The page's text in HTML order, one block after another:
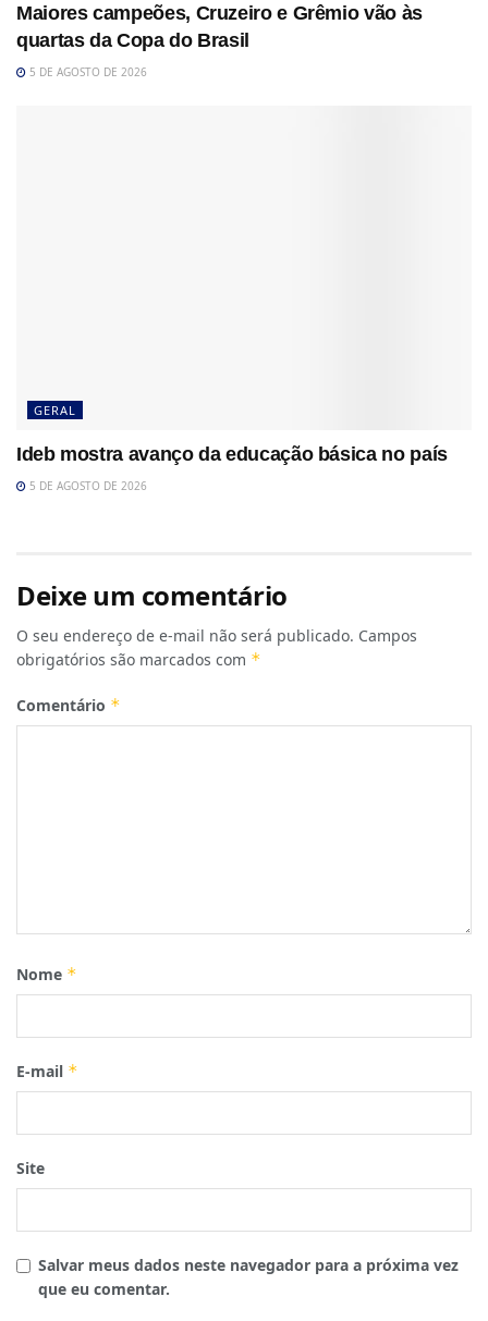
Maiores campeões, Cruzeiro e Grêmio vão às
quartas da Copa do Brasil
5 DE AGOSTO DE 2026
GERAL
Ideb mostra avanço da educação básica no país
5 DE AGOSTO DE 2026
Deixe um comentário
O seu endereço de e-mail não será publicado. Campos
obrigatórios são marcados com *
Comentário *
Nome *
E-mail *
Site
Salvar meus dados neste navegador para a próxima vez
que eu comentar.